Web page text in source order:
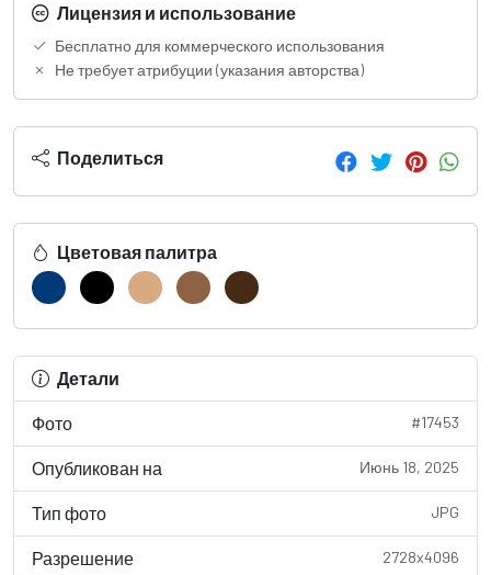
Лицензия и использование
Бесплатно для коммерческого использования
Не требует атрибуции (указания авторства)
Поделиться
Цветовая палитра
Детали
Фото #17453
Опубликован на Июнь 18, 2025
Тип фото JPG
Разрешение 2728x4096